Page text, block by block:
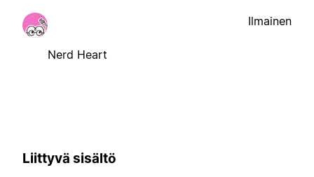
Nerd Heart
Ilmainen
Liittyvä sisältö